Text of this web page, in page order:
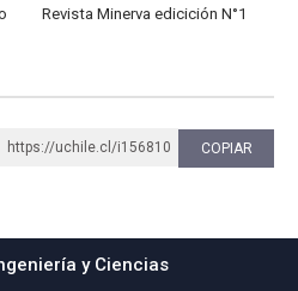
Revista Minerva edicición N°1
https://uchile.cl/i156810 COPIAR
y Ciencias